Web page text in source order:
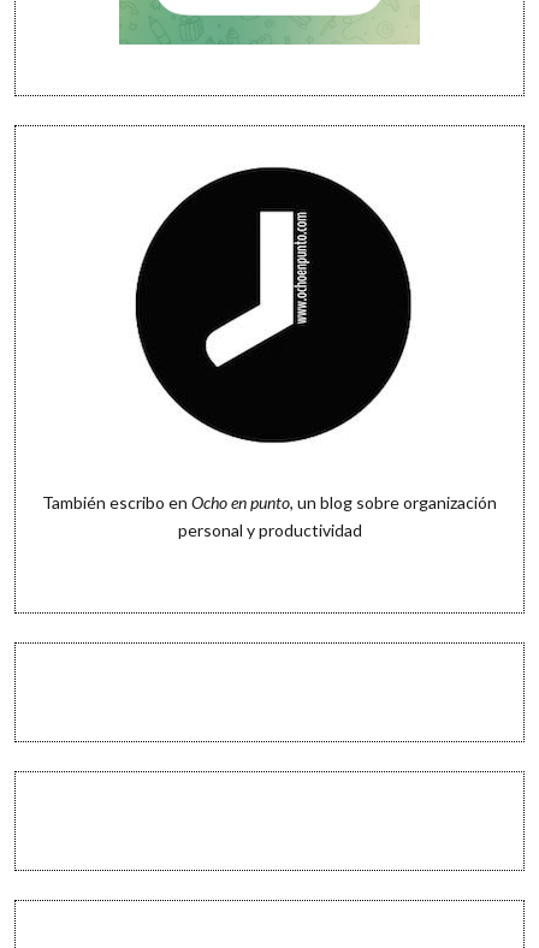
También escribo en Ocho en punto, un blog sobre organización
personal y productividad